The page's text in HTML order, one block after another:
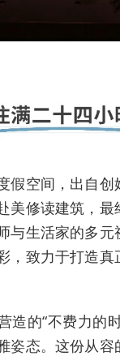
假空间，出自
美修读建筑，最
与生活家的多元
，致⼒于打造真
造的“不费力的
姿态。这份从